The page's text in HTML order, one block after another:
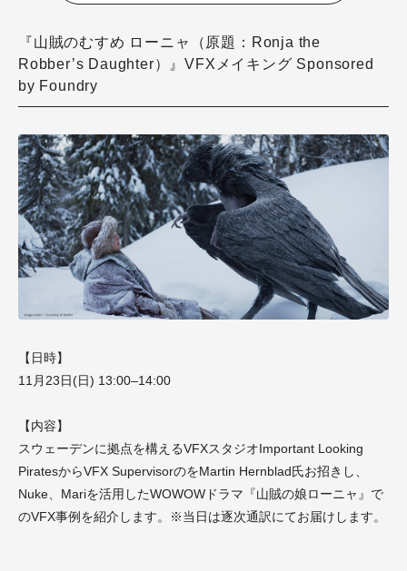
『山賊のむすめ ローニャ（原題：Ronja the
Robber’s Daughter）』VFXメイキング Sponsored
by Foundry
【日時】
11月23日(日) 13:00–14:00
【内容】
スウェーデンに拠点を構えるVFXスタジオImportant Looking
PiratesからVFX SupervisorのをMartin Hernblad氏お招きし、
Nuke、Mariを活用したWOWOWドラマ『山賊の娘ローニャ』で
のVFX事例を紹介します。※当日は逐次通訳にてお届けします。